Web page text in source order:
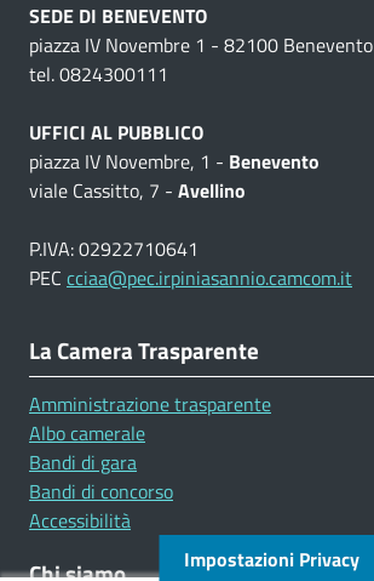
SEDE DI BENEVENTO
piazza IV Novembre 1 - 82100 Benevento
tel. 0824300111
UFFICI AL PUBBLICO
piazza IV Novembre, 1 - Benevento
viale Cassitto, 7 - Avellino
P.IVA: 02922710641
PEC cciaa@pec.irpiniasannio.camcom.it
La Camera Trasparente
Amministrazione trasparente
Albo camerale
Bandi di gara
Bandi di concorso
Accessibilità
Chi siamo Impostazioni Privacy